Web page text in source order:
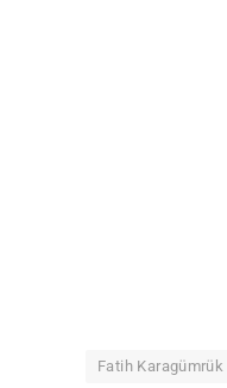
Fatih Karagümrük